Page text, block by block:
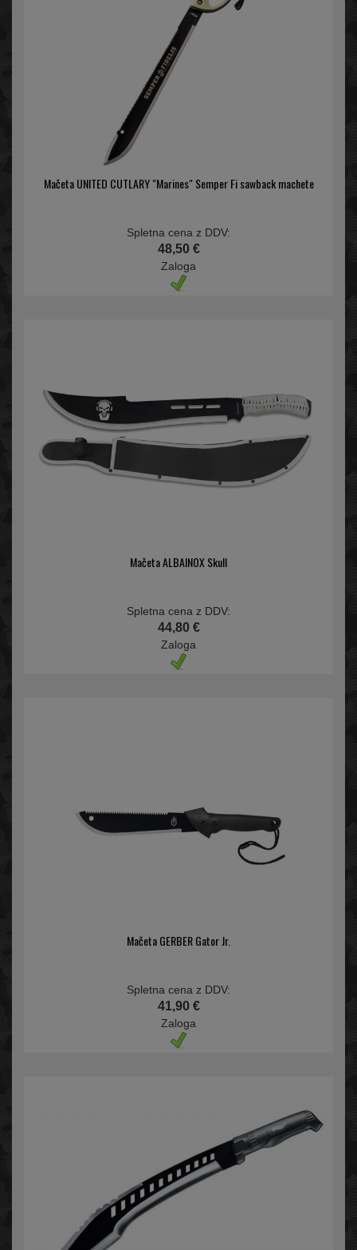
Mačeta UNITED CUTLARY "Marines" Semper Fi sawback machete
Spletna cena z DDV:
48,50 €
Zaloga
Mačeta ALBAINOX Skull
Spletna cena z DDV:
44,80 €
Zaloga
Mačeta GERBER Gator Jr.
Spletna cena z DDV:
41,90 €
Zaloga